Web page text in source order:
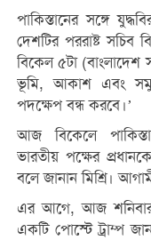
পাকিস্তানের সঙ্গে
দেশটির পররাষ্ট সচিব
বিকেল ৫টা (বাংলাদেশ
ভূমি, আকাশ এবং
পদক্ষেপ বন্ধ করবে।’
আজ বিকেলে
ভারতীয় পক্ষের
বলে জানান মিশ্রি।
এর আগে, আজ শনিবার
একটি পোস্টে ট্রাম্প